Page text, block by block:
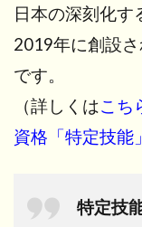
日本の深刻化す
2019年に創設
です。
（詳しくはこち
資格「特定技能
特定技